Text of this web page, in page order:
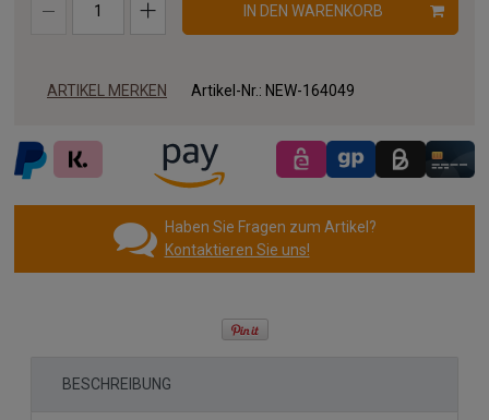
IN DEN WARENKORB
ARTIKEL MERKEN Artikel-Nr.: NEW-164049
Haben Sie Fragen zum Artikel?
Kontaktieren Sie uns!
BESCHREIBUNG